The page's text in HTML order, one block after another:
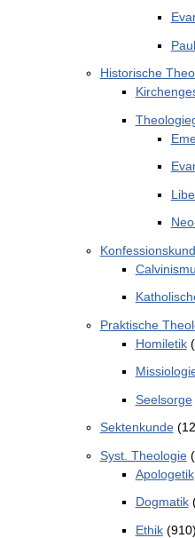
Historische
Praktische
Homiletik
Seelsorge
Sektenkunde
Syst. Theologie
Apologetik
Dogmatik
Ethik(910)